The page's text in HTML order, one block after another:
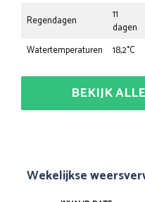
Regendagen
11
dagen
Watertemperaturen
18,2°C
BEKIJK
Wekelijkse